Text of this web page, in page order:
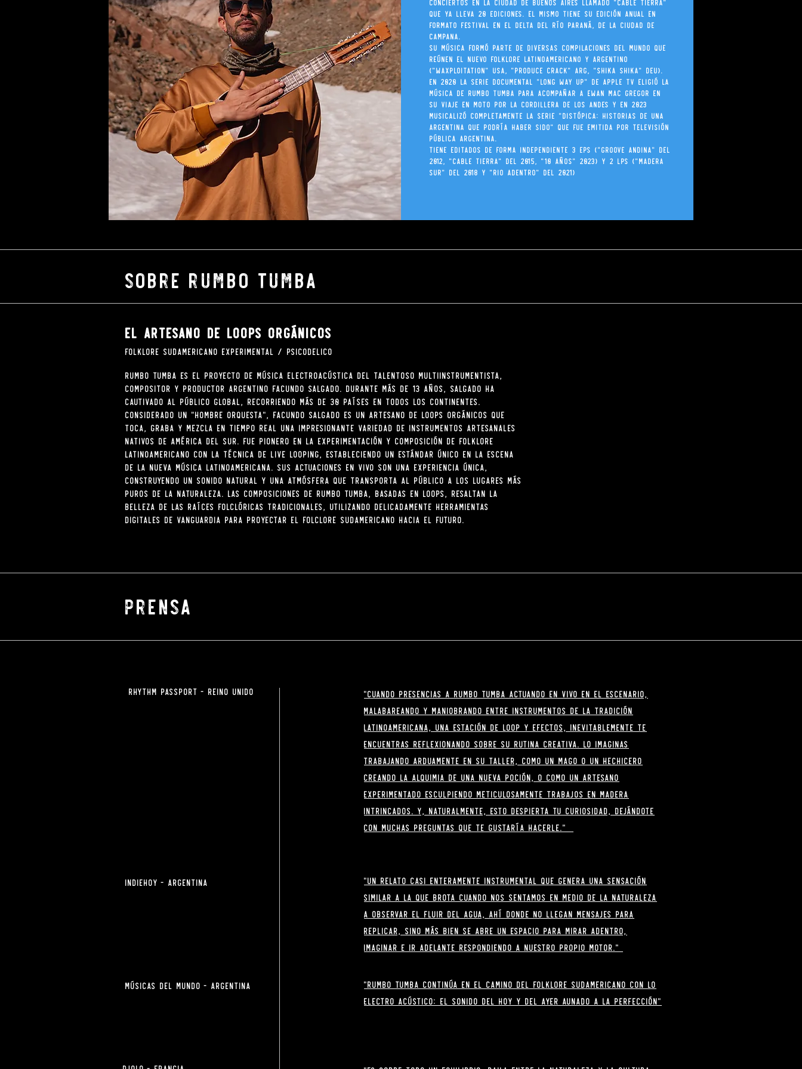
conciertos en la Ciudad de Buenos Aires llamado “Cable Tierra”
que ya lleva 20 ediciones. El mismo tiene su edición anual en
formato festival en el Delta del Río Paraná, de la ciudad de
Campana.
Su música formó parte de diversas compilaciones del mundo que
reúnen el nuevo folklore latinoamericano y argentino
(“Waxploitation” USA, "Produce Crack" ARG, “Shika Shika” DEU).
En 2020 la serie documental “Long Way Up” de Apple TV eligió la
música de Rumbo Tumba para acompañar a Ewan Mac Gregor en
su viaje en moto por la cordillera de los Andes y en 2023
musicalizó completamente la serie "Distópica: historias de una
Argentina que podría haber sido" que fue emitida por Televisión
Pública Argentina.
Tiene editados de forma independiente 3 EPs ("Groove Andina" del
2012, "Cable Tierra" del 2015, "10 Años" 2023) y 2 LPs ("Madera
Sur" del 2018 y “Rio Adentro” del 2021)
Sobre rumbo tumba
El Artesano de loops orgánicos
Folklore Sudamericano experimental / psicodelico
RUMBO TUMBA es el proyecto de música electroacústica del talentoso multiinstrumentista,
compositor y productor argentino Facundo Salgado. Durante más de 13 años, Salgado ha
cautivado al público global, recorriendo más de 30 países en todos los continentes.
Considerado un "hombre orquesta", Facundo Salgado es un artesano de loops orgánicos que
toca, graba y mezcla en tiempo real una impresionante variedad de instrumentos artesanales
nativos de América del Sur. Fue pionero en la experimentación y composición de folklore
latinoamericano con la técnica de Live Looping, estableciendo un estándar único en la escena
de la nueva música latinoamericana. Sus actuaciones en vivo son una experiencia única,
construyendo un sonido natural y una atmósfera que transporta al público a los lugares más
puros de la naturaleza. Las composiciones de Rumbo Tumba, basadas en loops, resaltan la
belleza de las raíces folclóricas tradicionales, utilizando delicadamente herramientas
digitales de vanguardia para proyectar el folclore sudamericano hacia el futuro.
PRENSA
Rhythm Passport - REINO UNIDO
Indiehoy - ARGENTINA
Músicas del Mundo - ARGENTINA
"Cuando presencias a Rumbo Tumba actuando en vivo en el escenario,
malabareando y maniobrando entre instrumentos de la tradición
latinoamericana, una estación de loop y efectos, inevitablemente te
encuentras reflexionando sobre su rutina creativa. Lo imaginas
trabajando arduamente en su taller, como un mago o un hechicero
creando la alquimia de una nueva poción, o como un artesano
experimentado esculpiendo meticulosamente trabajos en madera
intrincados. Y, naturalmente, esto despierta tu curiosidad, dejándote
con muchas preguntas que te gustaría hacerle."
“Un relato casi enteramente instrumental que genera una sensación
similar a la que brota cuando nos sentamos en medio de la naturaleza
a observar el fluir del agua, ahí donde no llegan mensajes para
replicar, sino más bien se abre un espacio para mirar adentro,
imaginar e ir adelante respondiendo a nuestro propio motor.”
"Rumbo Tumba continúa en el camino del folklore sudamericano con lo
electro acústico: el sonido del hoy y del ayer aunado a la perfección"